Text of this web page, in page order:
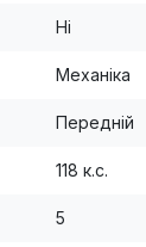
Ні
Механіка
Передній
118 к.с.
5